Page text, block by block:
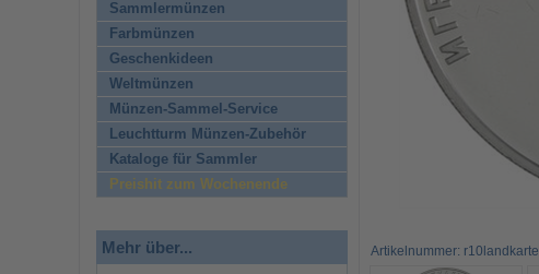
Artikelnummer: r10landkarte
Sammlermünzen
Farbmünzen
Geschenkideen
Weltmünzen
Münzen-Sammel-Service
Leuchtturm Münzen-Zubehör
Kataloge für Sammler
Preishit zum Wochenende
Mehr über...